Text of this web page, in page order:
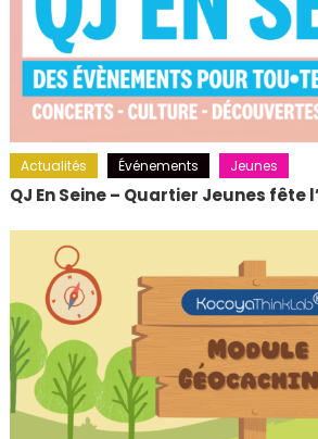
Actualités Événements Jeunes
QJ En Seine – Quartier Jeunes fête